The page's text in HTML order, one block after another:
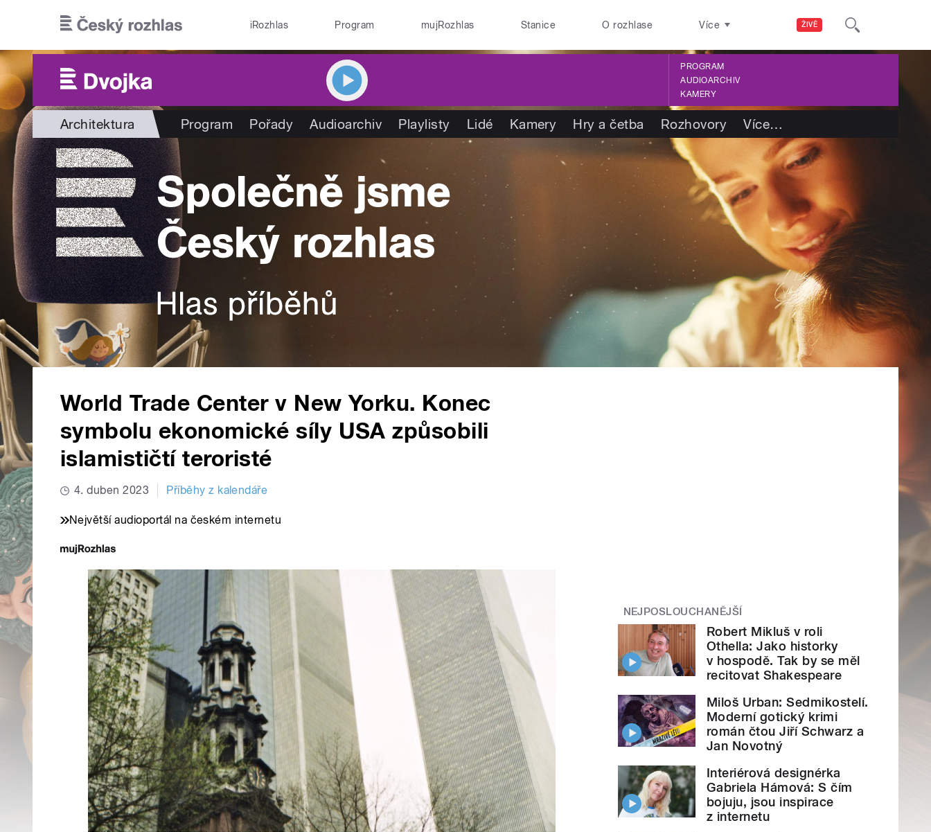
ŽIVĚ
iRozhlas Program mujRozhlas Stanice O rozhlase Více
PROGRAM
AUDIOARCHIV
KAMERY
Architektura Program Pořady Audioarchiv Playlisty Lidé Kamery Hry a četba Rozhovory Více…
World Trade Center v New Yorku. Konec
symbolu ekonomické síly USA způsobili
islamističtí teroristé
4. duben 2023 Příběhy z kalendáře
Největší audioportál na českém internetu
NEJPOSLOUCHANĚJŠÍ
Robert Mikluš v roli
Othella: Jako historky
v hospodě. Tak by se měl
recitovat Shakespeare
Miloš Urban: Sedmikostelí.
Moderní gotický krimi
román čtou Jiří Schwarz a
Jan Novotný
Interiérová designérka
Gabriela Hámová: S čím
bojuju, jsou inspirace
z internetu